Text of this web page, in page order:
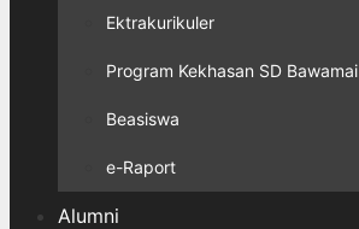
Ektrakurikuler
Program Kekhasan SD Bawamai
Beasiswa
e-Raport
Alumni